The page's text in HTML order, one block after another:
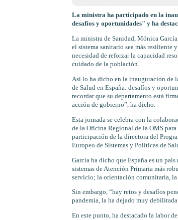
La ministra ha participado en la
desafíos y oportunidades" y ha
La ministra de Sanidad, Mónica
el sistema sanitario sea más resiliente
necesidad de reforzar la capacidad
cuidado de la población.
Así lo ha dicho en la inauguración de
de Salud en España: desafíos y
recordar que su departamento está
acción de gobierno”, ha dicho.
Esta jornada se celebra con la
de la Oficina Regional de la OMS
participación de la directora del
Europeo de Sistemas y Políticas de
García ha dicho que España es un
sistemas de Atención Primaria más
servicio; la orientación comunitaria,
Sin embargo, “hay retos y desafíos
pandemia, la ha dejado muy
En este punto, ha destacado la labor